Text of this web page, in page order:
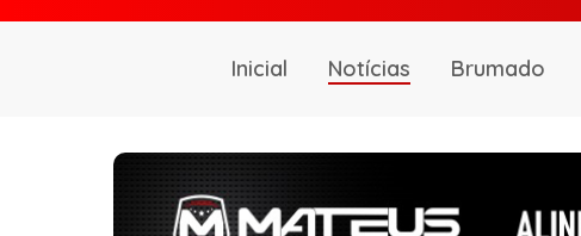
Inicial Notícias Brumado